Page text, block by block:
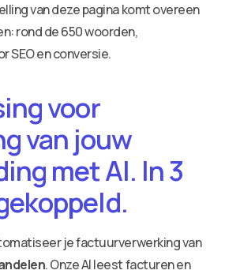
van deze pagina komt overeen
rond de 650 woorden,
SEO en conversie.
voor
van jouw
met AI. In 3
je factuurverwerking van
. Onze AI leest facturen en